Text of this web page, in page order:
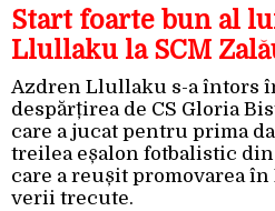
Start foarte bun al
Llullaku la SCM
Azdren Llullaku s-a întors
despărțirea de CS Gloria
care a jucat pentru prima
treilea eșalon fotbalistic
care a reușit promovarea
verii trecute.